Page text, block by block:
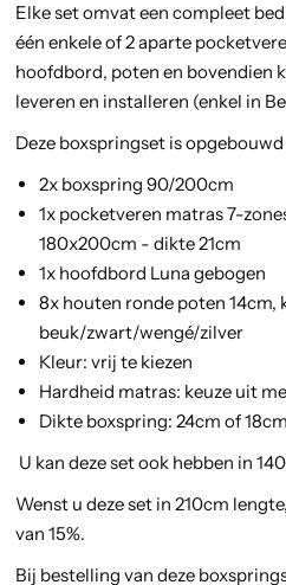
Elke set omvat een compleet
één enkele of 2 aparte
hoofdbord, poten en bovendien
leveren en installeren (enkel in
Deze boxspringset is
2x boxspring 90/200cm
1x pocketveren matras 7-
180x200cm - dikte 21cm
1x hoofdbord Luna gebogen
8x houten ronde poten 14cm,
beuk/zwart/wengé/zilver
Kleur: vrij te kiezen
Hardheid matras: keuze uit
Dikte boxspring: 24cm of 18cm
U kan deze set ook hebben in
Wenst u deze set in 210cm
van 15%.
Bij bestelling van deze